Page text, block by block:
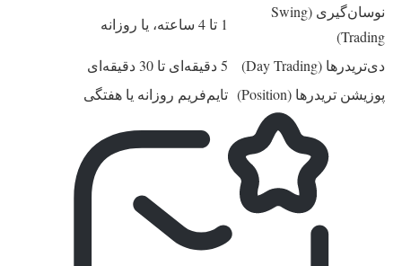
نوسان‌گیری (Swing
Trading)
1 تا 4 ساعته، یا روزانه
دی‌تریدرها (Day Trading)
5 دقیقه‌ای تا 30 دقیقه‌ای
پوزیشن تریدرها (Position)
تایم‌فریم روزانه یا هفتگی